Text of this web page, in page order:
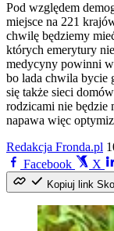
Pod względem
miejsce na 221
chwilę będziemy
których emerytury
medycyny powinni
bo lada chwila bycie
się także sieci
rodzicami nie będzie
napawa więc
Redakcja Fronda.pl
Facebook
X
Kopiuj link